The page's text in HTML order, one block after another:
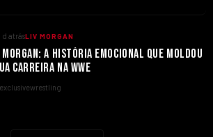
d atrásLIV MORGAN
MORGAN: A HISTÓRIA EMOCIONAL QUE MOLDOU
CARREIRA NA WWE